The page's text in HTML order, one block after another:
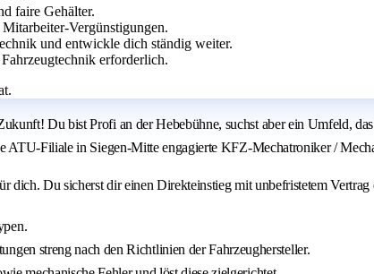
faire Gehälter.
Vergünstigungen.
und entwickle dich ständig weiter.
erforderlich.
Du bist Profi an der Hebebühne, suchst aber ein Umfeld,
ATU-Filiale in Siegen-Mitte engagierte KFZ-Mechatroniker /
dich. Du sicherst dir einen Direkteinstieg mit unbefristetem
streng nach den Richtlinien der Fahrzeughersteller.